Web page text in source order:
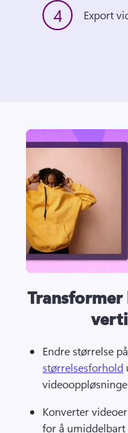
4 Export
Endre størrelse
størrelsesforhold
Konverter
for å umiddelbart